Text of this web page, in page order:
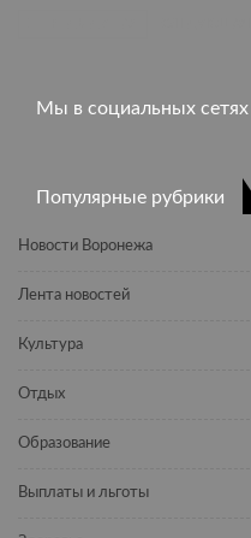
Мы в социальных сетях
Популярные рубрики
Новости Воронежа
Лента новостей
Культура
Отдых
Образование
Выплаты и льготы